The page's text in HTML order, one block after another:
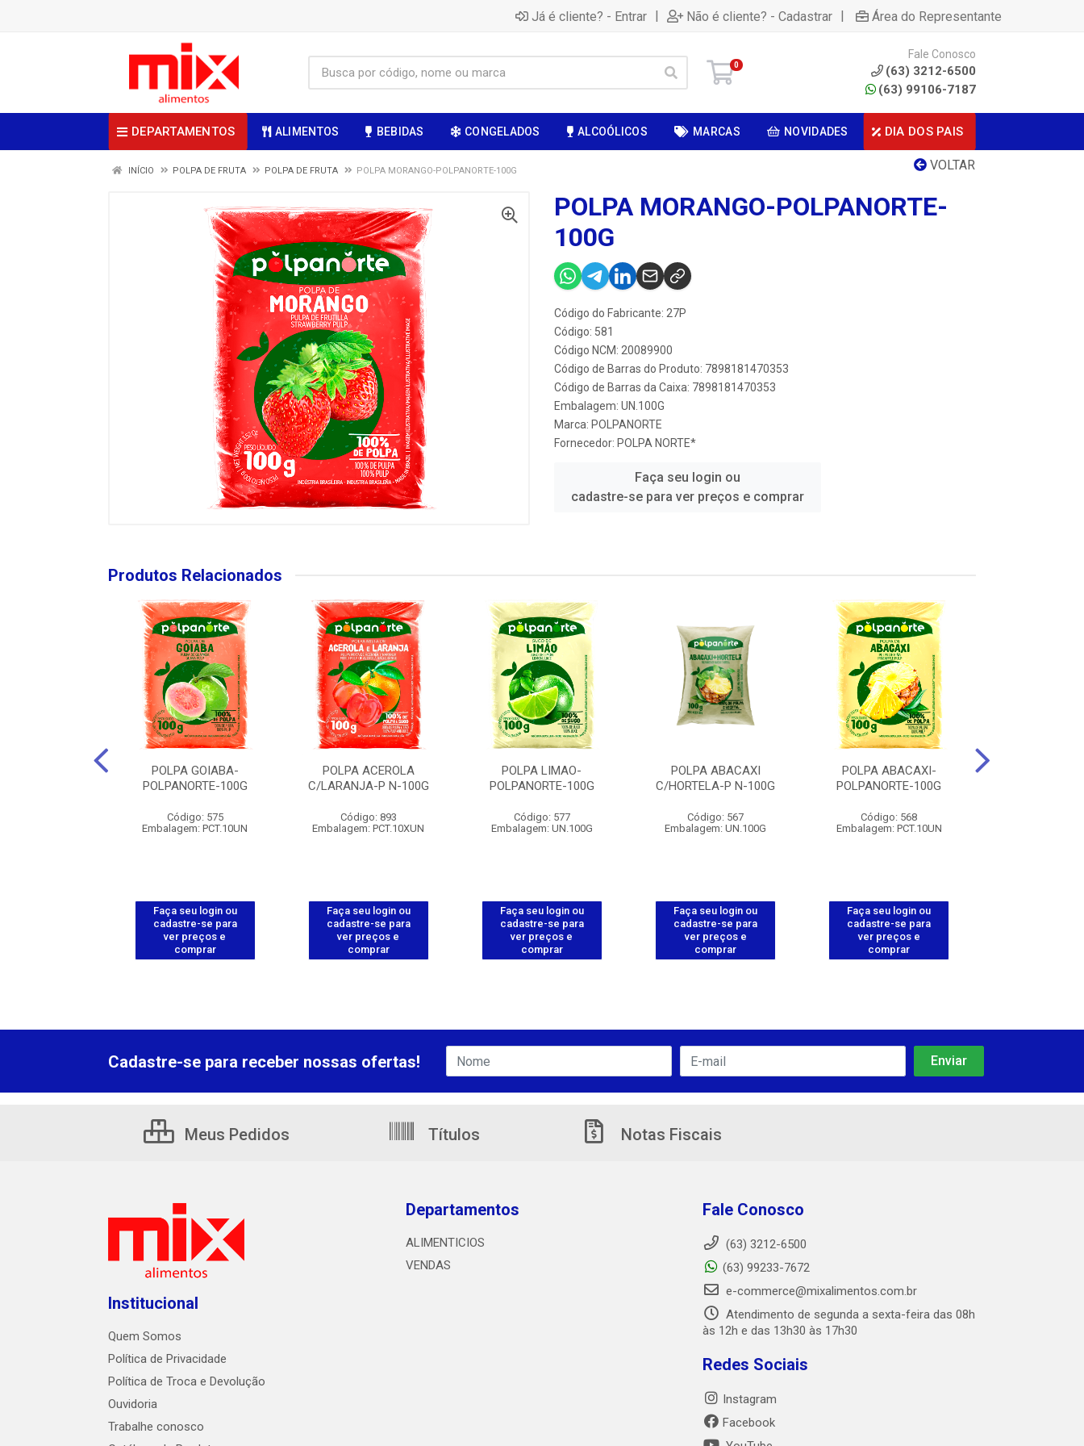
Já é cliente? - Entrar | Não é cliente? - Cadastrar | Área do Representante
0
Fale Conosco
(63) 3212-6500
(63) 99106-7187
DEPARTAMENTOS ALIMENTOS BEBIDAS CONGELADOS ALCOÓLICOS MARCAS NOVIDADES DIA DOS PAIS
VOLTAR
INÍCIO POLPA DE FRUTA POLPA DE FRUTA POLPA MORANGO-POLPANORTE-100G
POLPA MORANGO-POLPANORTE-
100G
Código do Fabricante: 27P
Código: 581
Código NCM: 20089900
Código de Barras do Produto: 7898181470353
Código de Barras da Caixa: 7898181470353
Embalagem: UN.100G
Marca: POLPANORTE
Fornecedor: POLPA NORTE*
Faça seu login ou
cadastre-se para ver preços e comprar
Produtos Relacionados
POLPA GOIABA-
POLPANORTE-100G
Código: 575
Embalagem: PCT.10UN
Faça seu login ou
cadastre-se para
ver preços e
comprar
POLPA ACEROLA
C/LARANJA-P N-100G
Código: 893
Embalagem: PCT.10XUN
Faça seu login ou
cadastre-se para
ver preços e
comprar
POLPA LIMAO-
POLPANORTE-100G
Código: 577
Embalagem: UN.100G
Faça seu login ou
cadastre-se para
ver preços e
comprar
POLPA ABACAXI
C/HORTELA-P N-100G
Código: 567
Embalagem: UN.100G
Faça seu login ou
cadastre-se para
ver preços e
comprar
POLPA ABACAXI-
POLPANORTE-100G
Código: 568
Embalagem: PCT.10UN
Faça seu login ou
cadastre-se para
ver preços e
comprar
Cadastre-se para receber nossas ofertas!
Meus Pedidos Títulos Notas Fiscais
Institucional
Quem Somos
Política de Privacidade
Política de Troca e Devolução
Ouvidoria
Trabalhe conosco
Departamentos
ALIMENTICIOS
VENDAS
Fale Conosco
(63) 3212-6500
(63) 99233-7672
e-commerce@mixalimentos.com.br
Atendimento de segunda a sexta-feira das 08h
às 12h e das 13h30 às 17h30
Redes Sociais
Instagram
Facebook